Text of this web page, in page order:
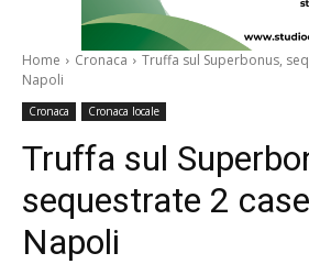
Home Cronaca
Truffa sul Superbonus,
Napoli
Cronaca Cronaca locale
Truffa sul
sequestrate 2
Napoli